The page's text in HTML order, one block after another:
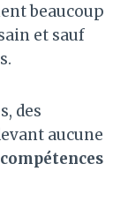
beaucoup
et sauf
des
aucune